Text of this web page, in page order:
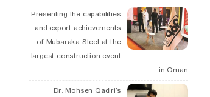
Presenting the capabilities
and export achievements
of Mubaraka Steel at the
largest construction event
in Oman
Dr. Mohsen Qadiri’s